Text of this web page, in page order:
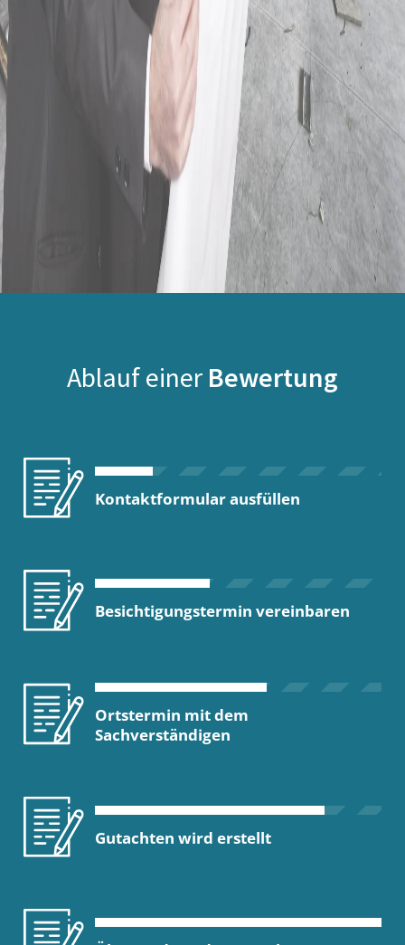
Ablauf einer Bewertung
Kontaktformular ausfüllen
Besichtigungstermin vereinbaren
Ortstermin mit dem
Sachverständigen
Gutachten wird erstellt